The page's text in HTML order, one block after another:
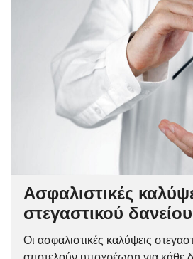
Ασφαλιστικές
στεγαστικού δανείου
Οι ασφαλιστικές καλύψεις